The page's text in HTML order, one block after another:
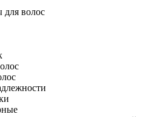
волос